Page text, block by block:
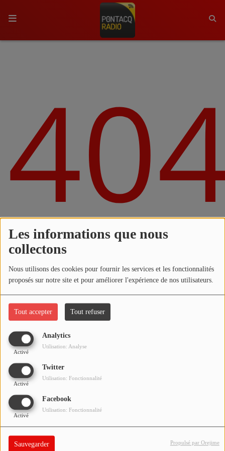
Les informations que nous
collectons
Nous utilisons des cookies pour fournir les services et les fonctionnalités
proposés sur notre site et pour améliorer l'expérience de nos utilisateurs.
Tout accepter Tout refuser
Analytics
Activé
Utilisation: Analyse
Twitter
Activé
Utilisation: Fonctionnalité
Facebook
Activé
Utilisation: Fonctionnalité
Sauvegarder Propulsé par Orejime
GRILLE DES PROGRAMMES
C'ÉTAIT QUOI CE TITRE ?
NOS PROGRAMMES COURTS
ARCHIVES - SAISONS PASSÉES
VOS ÉMISSIONS EN IMAGES
ANNONCEURS & ESPACE PRO
VOTRE PUBLICITÉ SUR PONTACQ RADIO
LOCATION DE STUDIOS
ÉDUCATION AUX MÉDIAS ET À
L'INFORMATION
EN QUOI ÇA CONSISTE ?
ÉCOUTEZ LES PRODUCTIONS
Oups, vous avez
rencontré une erreur.
Il semble que la page que vous recherchez n’existe plus.